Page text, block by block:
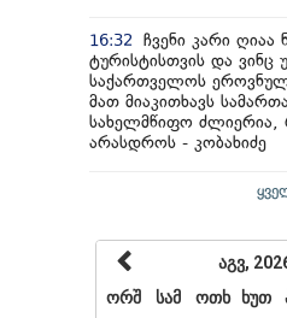
16:32
ჩვენი კარი ღიაა
ტურისტისთვის და ვინც
საქართველოს ეროვნულ
მათ მიაკითხავს
სახელმწიფო
არასდროს - კობახიძე
აგვ,
ორშ
სამ ოთხ ხუთ